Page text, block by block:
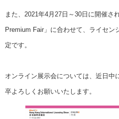
また、2021年4月27日～30日に開催さ
Premium Fair」に合わせて、ライセン
定です。
オンライン展示会については、近日中
卒よろしくお願いいたします。